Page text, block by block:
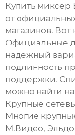
Купить миксер
от
магазинов. Вот
Официальные
надежный
подлинность
поддержки.
можно найти
Крупные
Многие
М.Видео,